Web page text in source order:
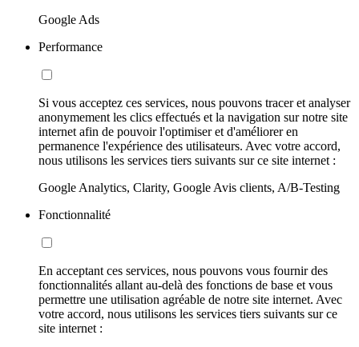
Google Ads
Performance
Si vous acceptez ces services, nous pouvons tracer et analyser
anonymement les clics effectués et la navigation sur notre site
internet afin de pouvoir l'optimiser et d'améliorer en
permanence l'expérience des utilisateurs. Avec votre accord,
nous utilisons les services tiers suivants sur ce site internet :
Google Analytics, Clarity, Google Avis clients, A/B-Testing
Fonctionnalité
En acceptant ces services, nous pouvons vous fournir des
fonctionnalités allant au-delà des fonctions de base et vous
permettre une utilisation agréable de notre site internet. Avec
votre accord, nous utilisons les services tiers suivants sur ce
site internet :